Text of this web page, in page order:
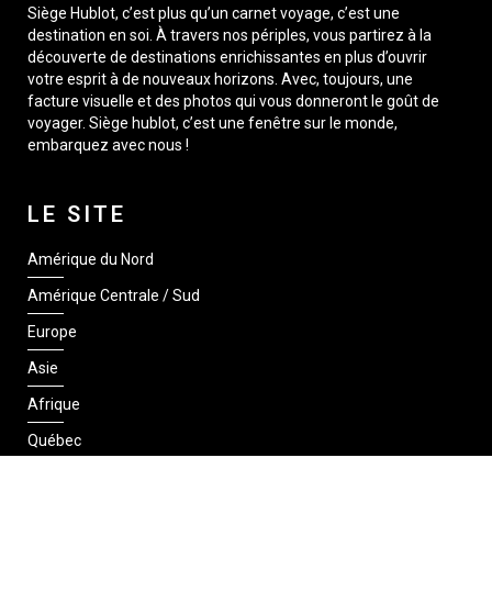
Siège Hublot, c’est plus qu’un carnet voyage, c’est une
destination en soi. À travers nos périples, vous partirez à la
découverte de destinations enrichissantes en plus d’ouvrir
votre esprit à de nouveaux horizons. Avec, toujours, une
facture visuelle et des photos qui vous donneront le goût de
voyager. Siège hublot, c’est une fenêtre sur le monde,
embarquez avec nous !
LE SITE
Amérique du Nord
Amérique Centrale / Sud
Europe
Asie
Afrique
Québec